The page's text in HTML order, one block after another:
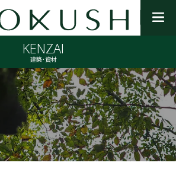
を
開
く
KENZAI
建築・資材